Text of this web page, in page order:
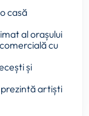
casă
al orașului
cu
și
artiști